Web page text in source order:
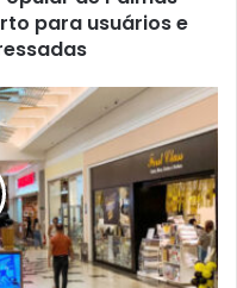
para usuários e